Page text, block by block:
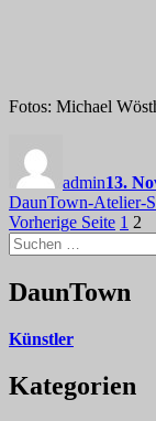
Fotos: Michael
admin13.
DaunTown-Atelier-
der
Beiträge
Vorherige Seite Seite
1 Seite
2
Suchen
nach:
DaunTown
Künstler
Kategorien